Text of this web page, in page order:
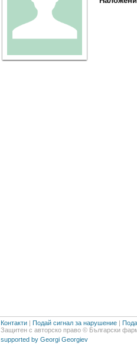
Контакти | Подай сигнал за нарушение |
Защитен с авторско право © Български
supported by Georgi Georgiev